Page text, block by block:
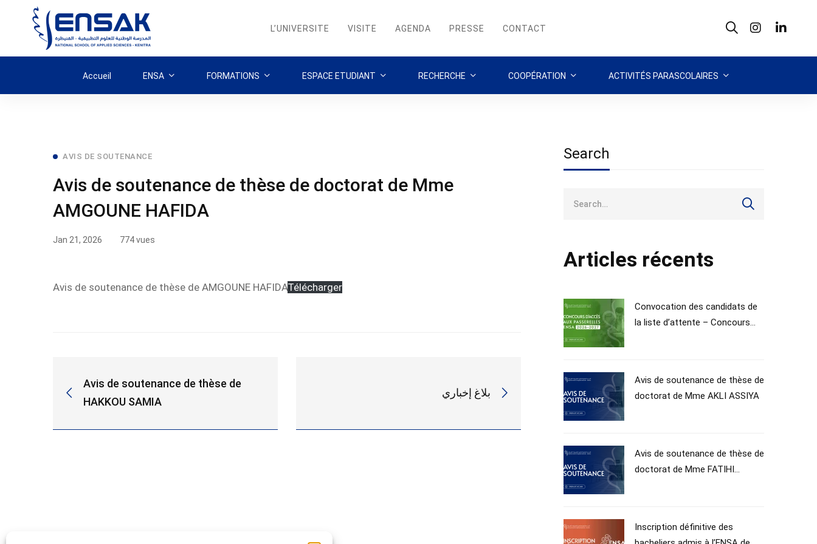
L’UNIVERSITE VISITE AGENDA PRESSE CONTACT
Accueil ENSA FORMATIONS ESPACE ETUDIANT RECHERCHE COOPÉRATION ACTIVITÉS PARASCOLAIRES
Avis
de
soutenance
de
de
Mme
AMGOUNE
HAFIDA
AVIS DE SOUTENANCE
Avis de soutenance de thèse de doctorat de Mme
AMGOUNE HAFIDA
Jan 21, 2026 774 vues
Avis de soutenance de thèse de AMGOUNE HAFIDATélécharger
Avis de soutenance de thèse de
HAKKOU SAMIA
بلاغ إخباري
Search
Articles récents
Convocation des candidats de
la liste d’attente – Concours
Avis de soutenance de thèse de
doctorat de Mme AKLI ASSIYA
Avis de soutenance de thèse de
doctorat de Mme FATIHI
Inscription définitive des